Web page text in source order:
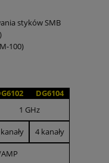
styków SMB
100)
DG6104
1 GHz
4 kanały